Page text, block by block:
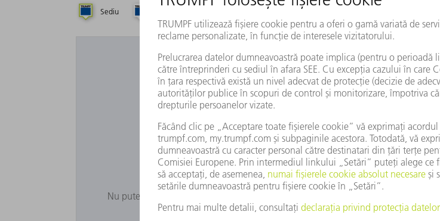
Sediu Modificarea țării/regiunii
Doriți să folosiți Google Maps?
Nu puteți vizualiza Google Maps, deoarece nu ați acceptat fișierele cookie. Ajustați
privind sfera privată.